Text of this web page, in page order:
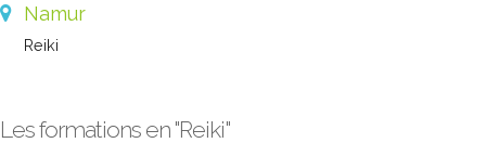
Namur
Reiki
Les formations en "Reiki"